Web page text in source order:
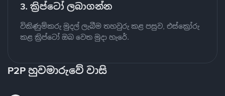
3. ක්‍රිප්ටෝ ලබාගන්න
විකිණුම්කරු මුදල් ලැබීම තහවුරු කළ පසුව, එස්ක්‍රෝරු
කළ ක්‍රිප්ටෝ ඔබ වෙත මුදා හැරේ.
P2P හුවමාරුවේ වාසි